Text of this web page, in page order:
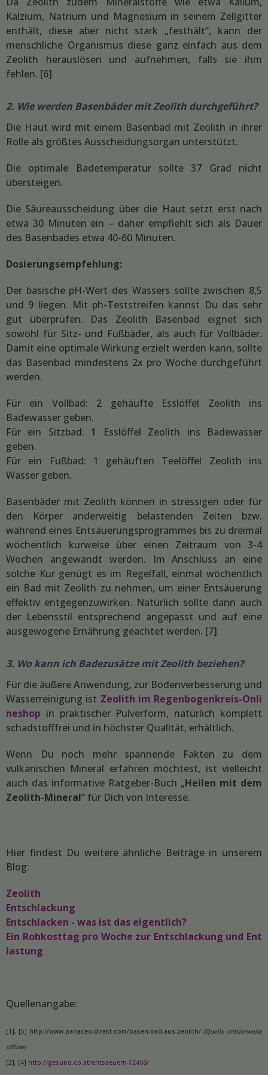
Kalzium, Natrium und Magnesium in seinem Zellgitter
enthält, diese aber nicht stark „festhält“, kann der
menschliche Organismus diese ganz einfach aus dem
Zeolith herauslösen und aufnehmen, falls sie ihm
fehlen. [6]
2. Wie werden Basenbäder mit Zeolith durchgeführt?
Die Haut wird mit einem Basenbad mit Zeolith in ihrer
Rolle als größtes Ausscheidungsorgan unterstützt.
Die optimale Badetemperatur sollte 37 Grad nicht
übersteigen.
Die Säureausscheidung über die Haut setzt erst nach
etwa 30 Minuten ein – daher empfiehlt sich als Dauer
des Basenbades etwa 40-60 Minuten.
Dosierungsempfehlung:
Der basische pH-Wert des Wassers sollte zwischen 8,5
und 9 liegen. Mit ph-Teststreifen kannst Du das sehr
gut überprüfen. Das Zeolith Basenbad eignet sich
sowohl für Sitz- und Fußbäder, als auch für Vollbäder.
Damit eine optimale Wirkung erzielt werden kann, sollte
das Basenbad mindestens 2x pro Woche durchgeführt
werden.
Für ein Vollbad: 2 gehäufte Esslöffel Zeolith ins
Badewasser geben.
Für ein Sitzbad: 1 Esslöffel Zeolith ins Badewasser
geben.
Für ein Fußbad: 1 gehäuften Teelöffel Zeolith ins
Wasser geben.
Basenbäder mit Zeolith können in stressigen oder für
den Körper anderweitig belastenden Zeiten bzw.
während eines Entsäuerungsprogrammes bis zu dreimal
wöchentlich kurweise über einen Zeitraum von 3-4
Wochen angewandt werden. Im Anschluss an eine
solche Kur genügt es im Regelfall, einmal wöchentlich
ein Bad mit Zeolith zu nehmen, um einer Entsäuerung
effektiv entgegenzuwirken. Natürlich sollte dann auch
der Lebensstil entsprechend angepasst und auf eine
ausgewogene Ernährung geachtet werden. [7]
3. Wo kann ich Badezusätze mit Zeolith beziehen?
Für die äußere Anwendung, zur Bodenverbesserung und
Wasserreinigung ist Zeolith im Regenbogenkreis-Onli
neshop in praktischer Pulverform, natürlich komplett
schadstofffrei und in höchster Qualität, erhältlich.
Wenn Du noch mehr spannende Fakten zu dem
vulkanischen Mineral erfahren möchtest, ist vielleicht
auch das informative Ratgeber-Buch „Heilen mit dem
Zeolith-Mineral“ für Dich von Interesse.
Hier findest Du weitere ähnliche Beiträge in unserem
Blog:
Zeolith
Entschlackung
Entschlacken - was ist das eigentlich?
Ein Rohkosttag pro Woche zur Entschlackung und Ent
lastung
Quellenangabe:
[1], [5] http://www.panaceo-direkt.com/basen-bad-aus-zeolith/ (Quelle mittlerweile
offline)
[2], [4] http://gesund.co.at/entsaeuern-12466/